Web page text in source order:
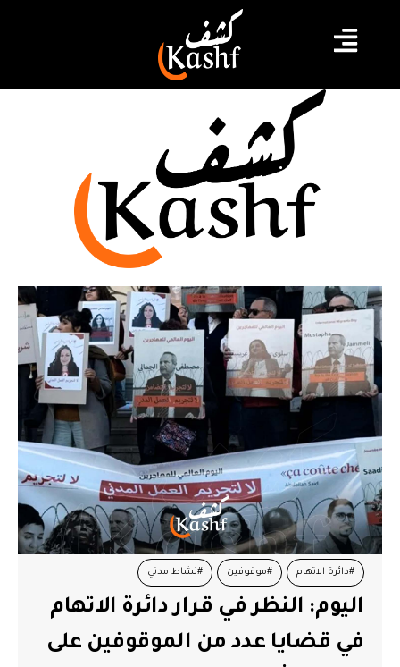
نشاط مدني
#دائرة الاتهام #موقوفين #نشاط مدني
اليوم: النظر في قرار دائرة الاتهام
في قضايا عدد من الموقوفين على